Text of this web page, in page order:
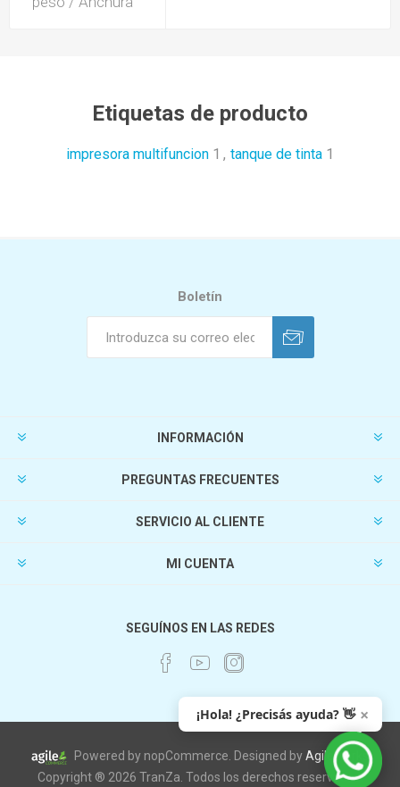
Etiquetas de producto
impresora multifuncion 1 , tanque de tinta 1
Boletín
INFORMACIÓN
PREGUNTAS FRECUENTES
SERVICIO AL CLIENTE
MI CUENTA
SEGUÍNOS EN LAS REDES
Powered by nopCommerce. Designed byAgileWorks
Copyright ® 2026 TranZa. Todos los derechos reservados.
¡Hola! ¿Precisás ayuda? 👋 ×